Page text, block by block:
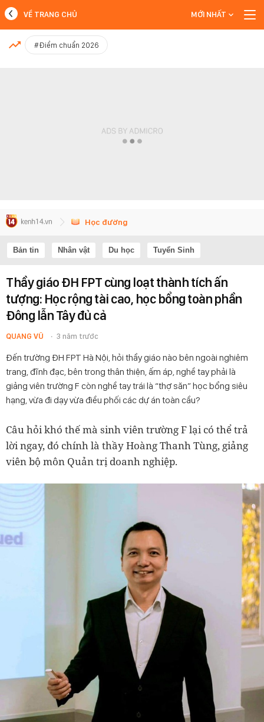
MỚI NHẤT
VỀ TRANG CHỦ MỚI NHẤT
#Điểm chuẩn 2026
Học đường
Bản tin Nhân vật Du học Tuyển Sinh
Thầy giáo ĐH FPT cùng loạt thành tích ấn
tượng: Học rộng tài cao, học bổng toàn phần
Đông lẫn Tây đủ cả
QUANG VŨ 3 năm trước
Đến trường ĐH FPT Hà Nội, hỏi thầy giáo nào bên ngoài nghiêm
trang, đĩnh đạc, bên trong thân thiện, ấm áp, nghề tay phải là
giảng viên trường F còn nghề tay trái là “thợ săn” học bổng siêu
hạng, vừa đi dạy vừa điều phối các dự án toàn cầu?
Câu hỏi khó thế mà sinh viên trường F lại có thể trả
lời ngay, đó chính là thầy Hoàng Thanh Tùng, giảng
viên bộ môn Quản trị doanh nghiệp.